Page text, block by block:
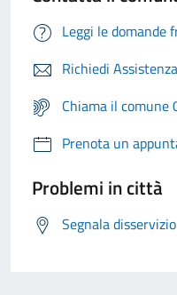
Leggi le domande
Richiedi Assistenza
Chiama il
Prenota un
Problemi in città
Segnala disservizio